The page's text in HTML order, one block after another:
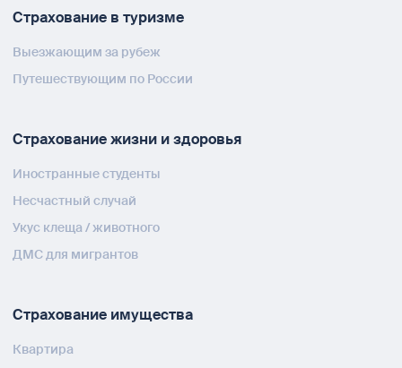
Страхование в туризме
Выезжающим за рубеж
Путешествующим по России
Страхование жизни и здоровья
Иностранные студенты
Несчастный случай
Укус клеща / животного
ДМС для мигрантов
Страхование имущества
Квартира